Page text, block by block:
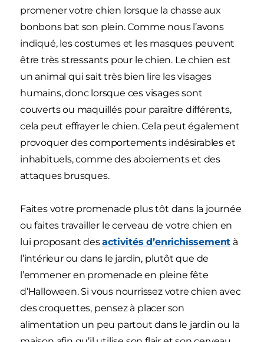
promener votre chien lorsque la chasse aux
bonbons bat son plein. Comme nous l’avons
indiqué, les costumes et les masques peuvent
être très stressants pour le chien. Le chien est
un animal qui sait très bien lire les visages
humains, donc lorsque ces visages sont
couverts ou maquillés pour paraître différents,
cela peut effrayer le chien. Cela peut également
provoquer des comportements indésirables et
inhabituels, comme des aboiements et des
attaques brusques.
Faites votre promenade plus tôt dans la journée
ou faites travailler le cerveau de votre chien en
lui proposant desactivités d’enrichissement à
l’intérieur ou dans le jardin, plutôt que de
l’emmener en promenade en pleine fête
d’Halloween. Si vous nourrissez votre chien avec
des croquettes, pensez à placer son
alimentation un peu partout dans le jardin ou la